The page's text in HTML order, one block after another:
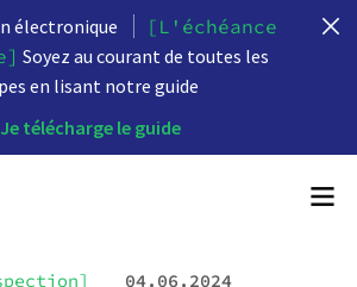
électronique
[L'échéance
Soyez au courant de toutes les
en lisant notre guide
Je télécharge le guide
04.06.2024